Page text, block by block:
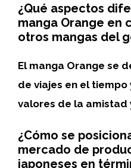
¿Qué aspectos
manga Orange en
otros mangas del
El manga Orange se
de viajes en el tiempo
valores de la amistad
¿Cómo se
mercado de
japoneses en